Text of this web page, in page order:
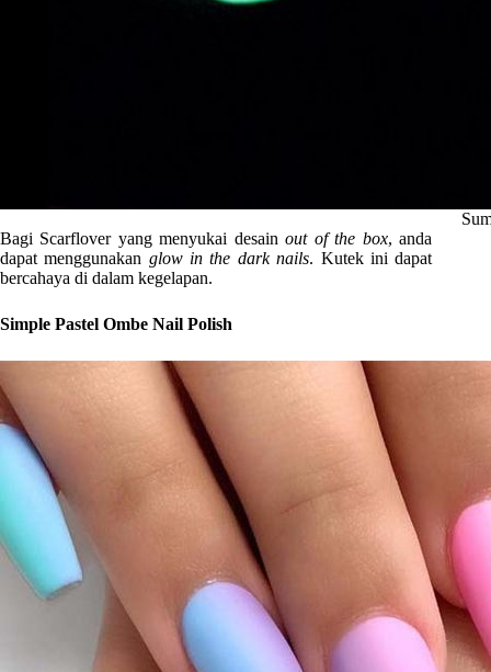
Bagi Scarflover yang menyukai desainout of the box, anda
dapat menggunakan glow in the dark nails. Kutek ini dapat
bercahaya di dalam kegelapan.
Simple Pastel Ombe Nail Polish